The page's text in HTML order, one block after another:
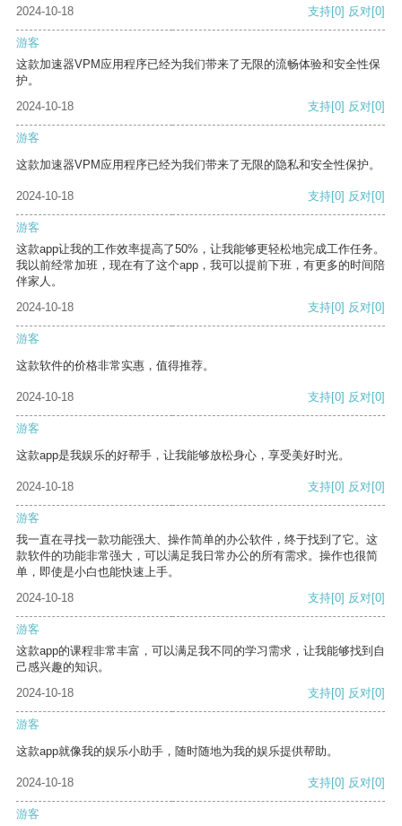
2024-10-18 支持[0] 反对[0]
游客
这款加速器VPM应用程序已经为我们带来了无限的流畅体验和安全性保
护。
2024-10-18
支持[0] 反对[0]
游客
这款加速器VPM应用程序已经为我们带来了无限的隐私和安全性保护。
2024-10-18 支持[0] 反对[0]
游客
这款app让我的工作效率提高了50%，让我能够更轻松地完成工作任务。
我以前经常加班，现在有了这个app，我可以提前下班，有更多的时间陪
伴家人。
2024-10-18
支持[0] 反对[0]
游客
这款软件的价格非常实惠，值得推荐。
2024-10-18 支持[0] 反对[0]
游客
这款app是我娱乐的好帮手，让我能够放松身心，享受美好时光。
2024-10-18 支持[0] 反对[0]
游客
我一直在寻找一款功能强大、操作简单的办公软件，终于找到了它。这
款软件的功能非常强大，可以满足我日常办公的所有需求。操作也很简
单，即使是小白也能快速上手。
2024-10-18
支持[0] 反对[0]
游客
这款app的课程非常丰富，可以满足我不同的学习需求，让我能够找到自
己感兴趣的知识。
2024-10-18
支持[0] 反对[0]
游客
这款app就像我的娱乐小助手，随时随地为我的娱乐提供帮助。
2024-10-18 支持[0] 反对[0]
游客